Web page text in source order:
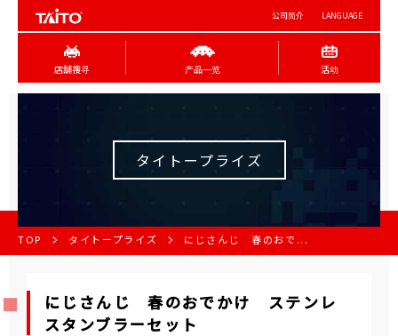
公司简介 LANGUAGE
店舖搜寻 产品一览 活动
タイトープライズ
TOP タイトープライズ にじさんじ 春のおで...
にじさんじ 春のおでかけ ステンレ
スタンブラーセット